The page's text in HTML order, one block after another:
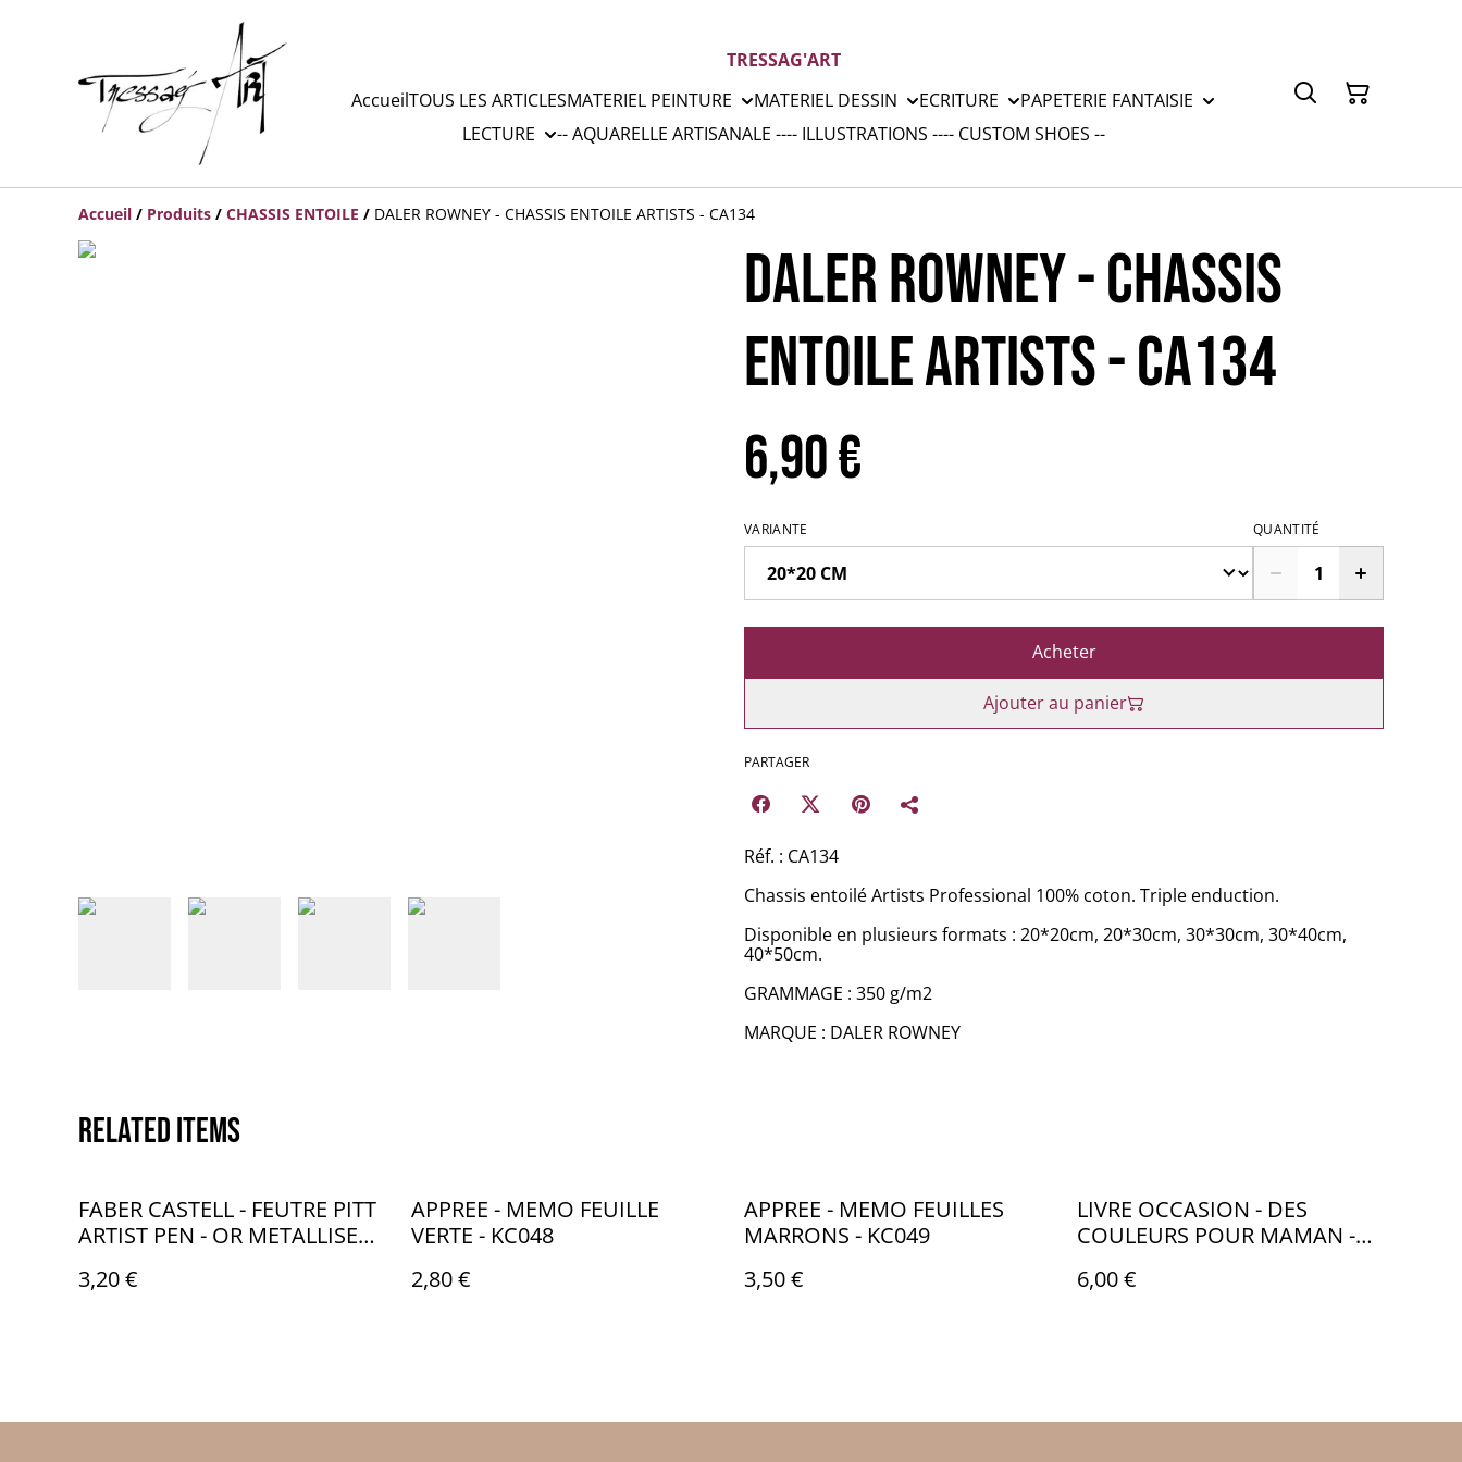
TRESSAG'ART
AccueilTOUS LES ARTICLESMATERIEL PEINTURE MATERIEL DESSIN ECRITURE
PAPETERIE FANTAISIE
LECTURE
-- AQUARELLE ARTISANALE ---- ILLUSTRATIONS ---- CUSTOM SHOES --
Accueil / Produits / CHASSIS ENTOILE / DALER ROWNEY - CHASSIS ENTOILE ARTISTS - CA134
DALER ROWNEY - CHASSIS
ENTOILE ARTISTS - CA134
6,90 €
VARIANTE QUANTITÉ
Acheter
Ajouter au panier
PARTAGER
Réf. : CA134
Chassis entoilé Artists Professional 100% coton. Triple enduction.
Disponible en plusieurs formats : 20*20cm, 20*30cm, 30*30cm, 30*40cm,
40*50cm.
GRAMMAGE : 350 g/m2
MARQUE : DALER ROWNEY
Related items
FABER CASTELL - FEUTRE PITT
ARTIST PEN - OR METALLISE
3,20 €
APPREE - MEMO FEUILLE
VERTE - KC048
2,80 €
APPREE - MEMO FEUILLES
MARRONS - KC049
3,50 €
LIVRE OCCASION - DES
COULEURS POUR MAMAN -
6,00 €